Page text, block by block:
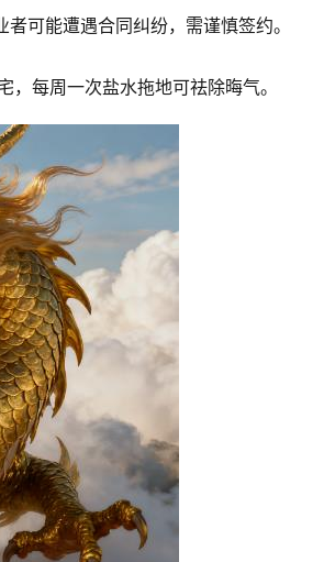
可能遭遇合同纠纷，需谨慎签约。
每周一次盐水拖地可祛除晦气。